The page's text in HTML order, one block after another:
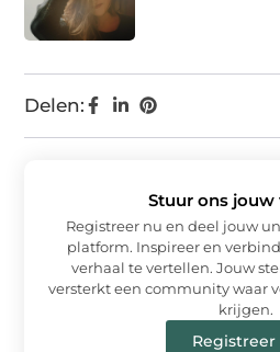
Delen:
Stuur ons jouw
Registreer nu en deel jouw
platform. Inspireer en
verhaal te vertellen. Jouw
versterkt een community waar
krijgen.
Registreer